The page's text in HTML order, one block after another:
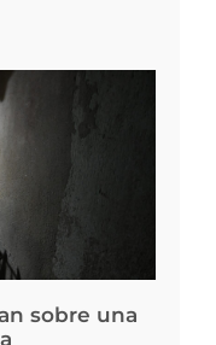
sobre una